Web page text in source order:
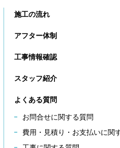
施工の流れ
アフター体制
工事情報確認
スタッフ紹介
よくある質問
お問合せに関する質問
費用・見積り・お支払いに関